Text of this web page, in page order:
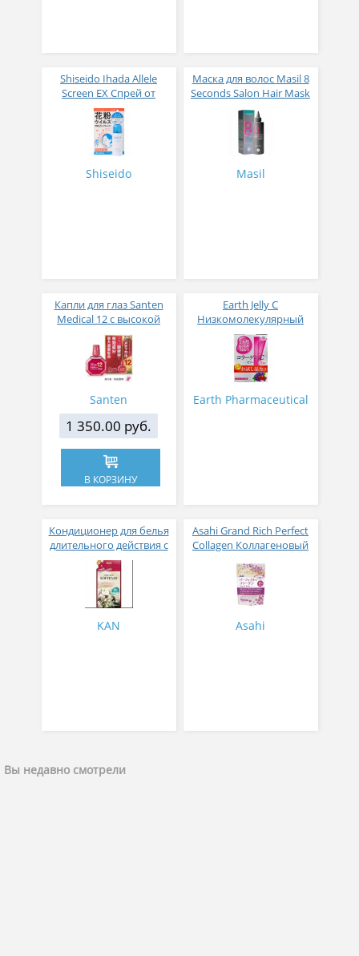
Shiseido Ihada Allele
Screen EX Спрей от
вирусов и аллергий 50
гр
Shiseido
Маска для волос Masil 8
Seconds Salon Hair Mask
200 мл
Masil
Капли для глаз Santen
Medical 12 с высокой
концентрацией
активных компонентов
12 мл
Santen
1 350.00 руб.
В КОРЗИНУ
Earth Jelly C
Низкомолекулярный
рыбный коллаген с
витамином С и 5
активных компонентов
с ягодным вкусом 8 гр
Earth Pharmaceutical
Кондиционер для белья
длительного действия с
аромакапсулами с
экзотическим ароматом
500 мл
KAN
Asahi Grand Rich Perfect
Collagen Коллагеновый
плацентой и
изофлавонами сои 228
гр
Asahi
Вы недавно смотрели